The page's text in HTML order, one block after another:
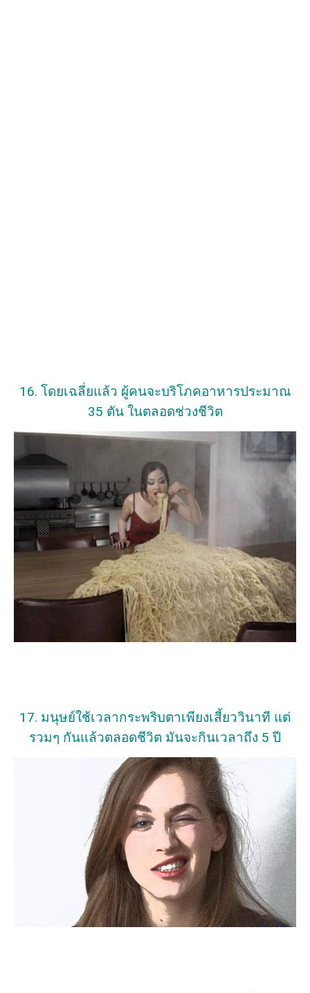
16. โดยเฉลี่ยแล้ว ผู้คนจะบริโภคอาหารประมาณ
35 ตัน ในตลอดช่วงชีวิต
17. มนุษย์ใช้เวลากระพริบตาเพียงเสี้ยววินาที แต่
รวมๆ กันแล้วตลอดชีวิต มันจะกินเวลาถึง 5 ปี